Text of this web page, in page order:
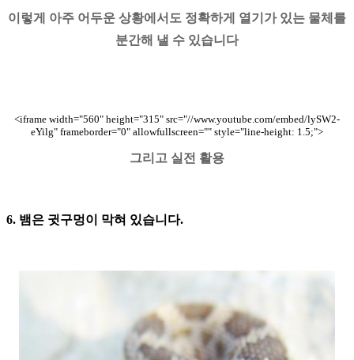
이렇게 아주 어두운 상황에서도 정확하게 열기가 있는 물체를
분간해 낼 수 있습니다
<iframe width="560" height="315" src="//www.youtube.com/embed/lySW2-
eYilg" frameborder="0" allowfullscreen="" style="line-height: 1.5;">
그리고 실전 활용
6. 뱀은 귓구멍이 막혀 있습니다.